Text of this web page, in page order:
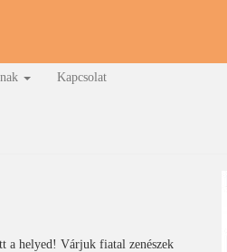
Kapcsolat
a helyed! Várjuk fiatal zenészek